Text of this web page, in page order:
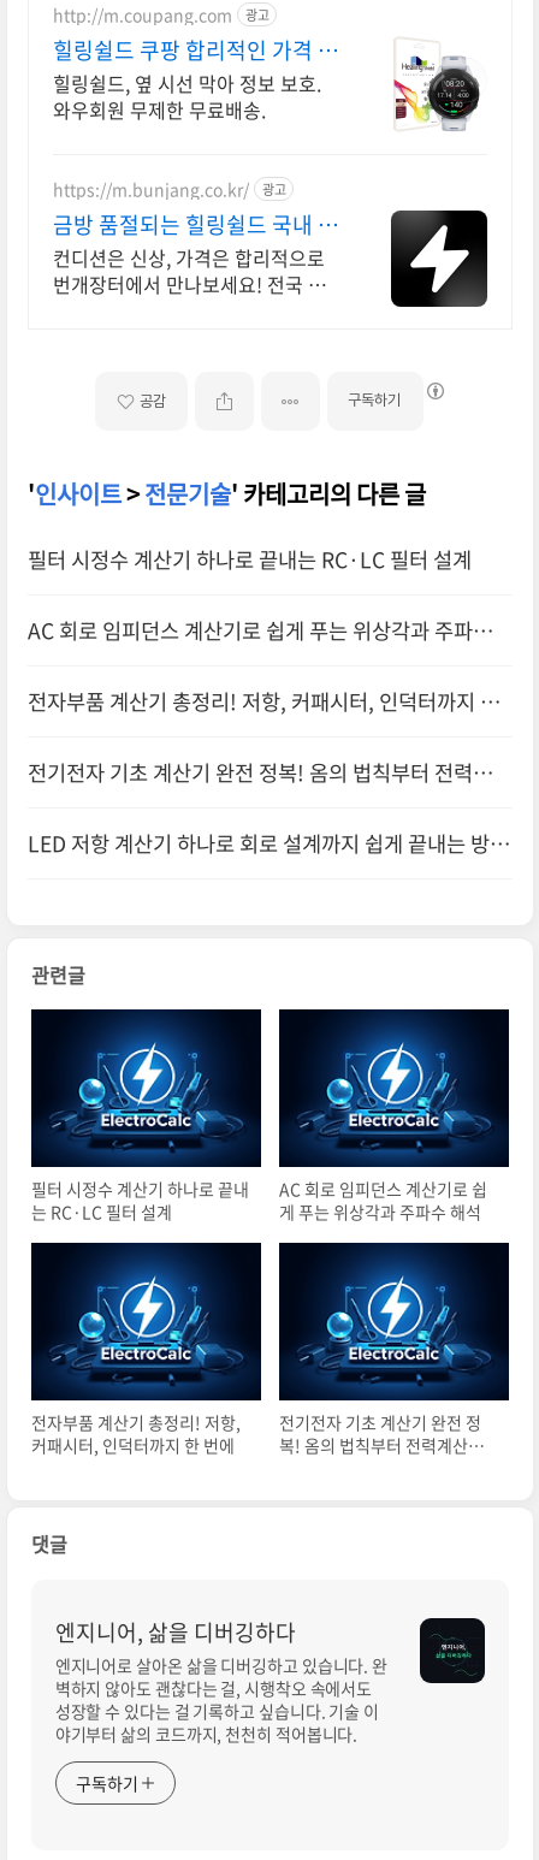
http://m.coupang.com 광고
힐링쉴드 쿠팡 합리적인 가격 고
품질 필름
힐링쉴드, 옆 시선 막아 정보 보호.
와우회원 무제한 무료배송.
https://m.bunjang.co.kr/ 광고
금방 품절되는 힐링쉴드 국내 최
대 브랜드 중고거래
컨디션은 신상, 가격은 합리적으로
번개장터에서 만나보세요! 전국 각
공감 구독하기
'인사이트>전문기술' 카테고리의 다른 글
필터 시정수 계산기 하나로 끝내는 RC·LC 필터 설계
AC 회로 임피던스 계산기로 쉽게 푸는 위상각과 주파수
전자부품 계산기 총정리! 저항, 커패시터, 인덕터까지 한
전기전자 기초 계산기 완전 정복! 옴의 법칙부터 전력계산
LED 저항 계산기 하나로 회로 설계까지 쉽게 끝내는 방법
관련글
필터 시정수 계산기 하나로 끝내
는 RC·LC 필터 설계
AC 회로 임피던스 계산기로 쉽
게 푸는 위상각과 주파수 해석
전자부품 계산기 총정리! 저항,
커패시터, 인덕터까지 한 번에
전기전자 기초 계산기 완전 정
복! 옴의 법칙부터 전력계산까
댓글
엔지니어, 삶을 디버깅하다
엔지니어로 살아온 삶을 디버깅하고 있습니다. 완
벽하지 않아도 괜찮다는 걸, 시행착오 속에서도
성장할 수 있다는 걸 기록하고 싶습니다. 기술 이
야기부터 삶의 코드까지, 천천히 적어봅니다.
구독하기